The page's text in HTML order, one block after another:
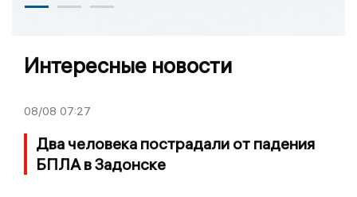
Интересные новости
08/08 07:27
Два человека пострадали от падения
БПЛА в Задонске